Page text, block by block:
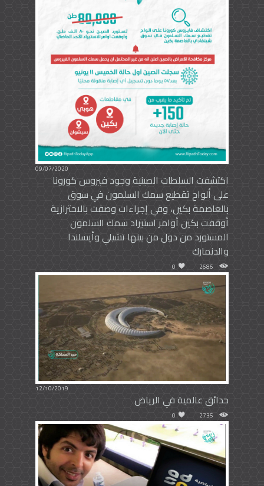
09/07/2020
اكتشفت السلطات الصينية وجود فيروس كورونا
على ألواح تقطيع سمك السلمون في سوق
بالعاصمة بكين، وفي إجراءات وصفت بالاحترازية
أوقفت بكين أوامر استيراد سمك السلمون
المستورد من دول من بينها تشيلي وأيسلندا
والدنمارك
2686
0
12/10/2019
حدائق عالمية في الرياض
2735
0